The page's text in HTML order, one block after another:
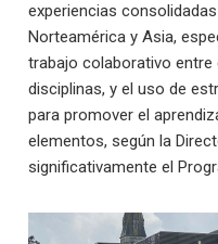
experiencias
Norteamérica y Asia,
trabajo colaborativo
disciplinas, y el uso de
para promover el
elementos, según la
significativamente el